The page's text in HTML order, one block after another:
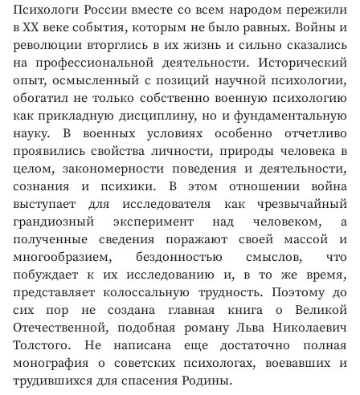
Психологи России вместе со всем народом пережили
в ХХ веке события, которым не было равных. Войны и
революции вторглись в их жизнь и сильно сказались
на профессиональной деятельности. Исторический
опыт, осмысленный с позиций научной психологии,
обогатил не только собственно военную психологию
как прикладную дисциплину, но и фундаментальную
науку. В военных условиях особенно отчетливо
проявились свойства личности, природы человека в
целом, закономерности поведения и деятельности,
сознания и психики. В этом отношении война
выступает для исследователя как чрезвычайный
грандиозный эксперимент над человеком, а
полученные сведения поражают своей массой и
многообразием, бездонностью смыслов, что
побуждает к их исследованию и, в то же время,
представляет колоссальную трудность. Поэтому до
сих пор не создана главная книга о Великой
Отечественной, подобная роману Льва Николаевич
Толстого. Не написана еще достаточно полная
монография о советских психологах, воевавших и
трудившихся для спасения Родины.